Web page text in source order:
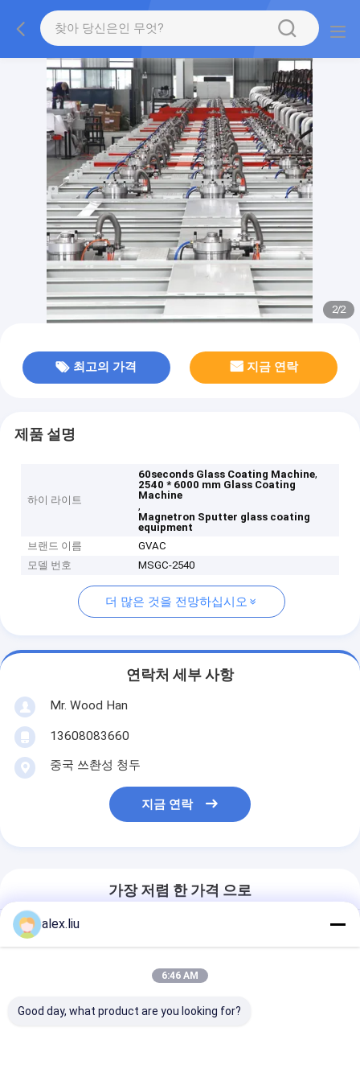
2/2
최고의 가격 지금 연락
제품 설명
하이 라이트
60seconds Glass Coating Machine,
2540 * 6000 mm Glass Coating
Machine
,
Magnetron Sputter glass coating
equipment
브랜드 이름
GVAC
모델 번호
MSGC-2540
더 많은 것을 전망하십시오
연락처 세부 사항
Mr. Wood Han
13608083660
중국 쓰촨성 청두
지금 연락
가장 저렴 한 가격 으로
alex.liu
6:46 AM
Good day, what product are you looking for?